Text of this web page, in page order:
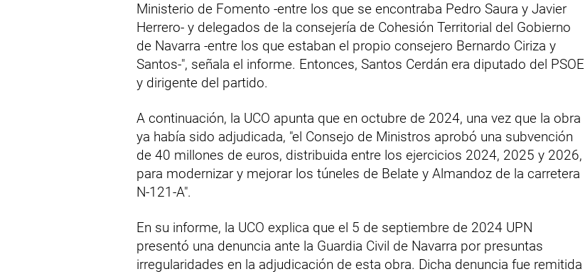
Ministerio de Fomento -entre los que se encontraba Pedro Saura y Javier
Herrero- y delegados de la consejería de Cohesión Territorial del Gobierno
de Navarra -entre los que estaban el propio consejero Bernardo Ciriza y
Santos-", señala el informe. Entonces, Santos Cerdán era diputado del PSOE
y dirigente del partido.
A continuación, la UCO apunta que en octubre de 2024, una vez que la obra
ya había sido adjudicada, "el Consejo de Ministros aprobó una subvención
de 40 millones de euros, distribuida entre los ejercicios 2024, 2025 y 2026,
para modernizar y mejorar los túneles de Belate y Almandoz de la carretera
N-121-A".
En su informe, la UCO explica que el 5 de septiembre de 2024 UPN
presentó una denuncia ante la Guardia Civil de Navarra por presuntas
irregularidades en la adjudicación de esta obra. Dicha denuncia fue remitida